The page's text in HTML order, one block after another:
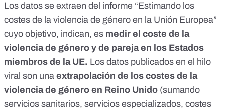
Los datos se extraen del informe “Estimando los
costes de la violencia de género en la Unión Europea”
cuyo objetivo, indican, es medir el coste de la
violencia de género y de pareja en los Estados
miembros de la UE. Los datos publicados en el hilo
viral son una extrapolación de los costes de la
violencia de género en Reino Unido (sumando
servicios sanitarios, servicios especializados, costes